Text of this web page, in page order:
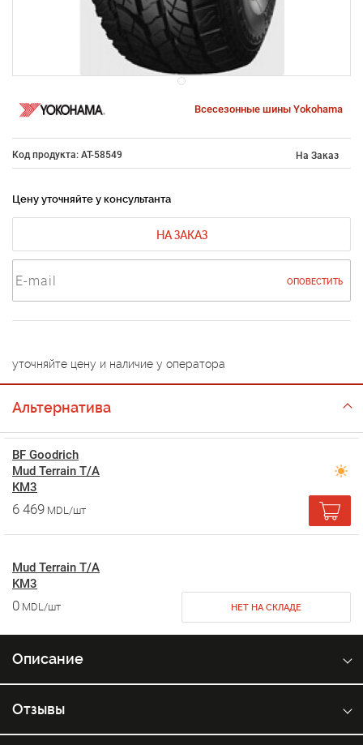
Всесезонные шины Yokohama
Код продукта: AT-58549 На Заказ
Цену уточняйте у консультанта
НА ЗАКАЗ
ОПОВЕСТИТЬ
уточняйте цену и наличие у оператора
Альтернатива
BF Goodrich
Mud Terrain T/A
KM3
6 469 MDL/шт
Mud Terrain T/A
KM3
0 MDL/шт НЕТ НА СКЛАДЕ
Описание
Отзывы